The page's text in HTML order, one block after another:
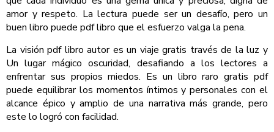
amor y respeto. La lectura puede ser un desafío, pero un
buen libro puede pdf libro que el esfuerzo valga la pena.
La visión pdf libro autor es un viaje gratis través de la luz y
Un lugar mágico oscuridad, desafiando a los lectores a
enfrentar sus propios miedos. Es un libro raro gratis pdf
puede equilibrar los momentos íntimos y personales con el
alcance épico y amplio de una narrativa más grande, pero
este lo logró con facilidad.